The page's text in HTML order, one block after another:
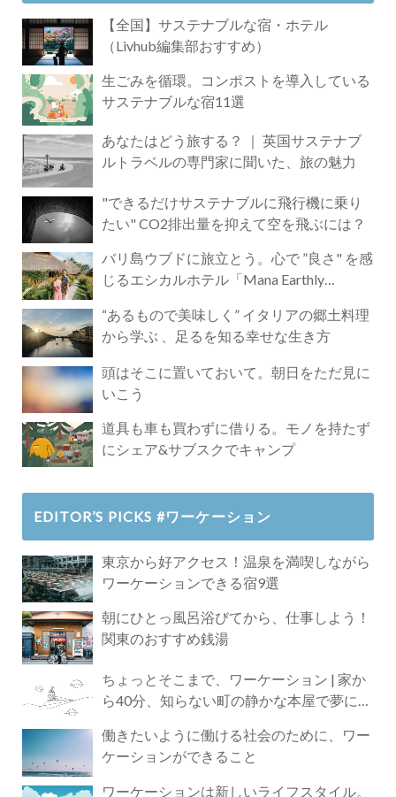
【全国】サステナブルな宿・ホテル
（Livhub編集部おすすめ）
生ごみを循環。コンポストを導入している
サステナブルな宿11選
あなたはどう旅する？ ｜ 英国サステナブ
ルトラベルの専門家に聞いた、旅の魅力
"できるだけサステナブルに飛行機に乗り
たい" CO2排出量を抑えて空を飛ぶには？
バリ島ウブドに旅立とう。心で ”良さ" を感
じるエシカルホテル「Mana Earthly
“あるもので美味しく” イタリアの郷土料理
から学ぶ 、足るを知る幸せな生き方
頭はそこに置いておいて。朝日をただ見に
いこう
道具も車も買わずに借りる。モノを持たず
にシェア&サブスクでキャンプ
EDITOR’S PICKS #ワーケーション
東京から好アクセス！温泉を満喫しながら
ワーケーションできる宿9選
朝にひとっ風呂浴びてから、仕事しよう！
関東のおすすめ銭湯
ちょっとそこまで、ワーケーション | 家か
ら40分、知らない町の静かな本屋で夢に近
働きたいように働ける社会のために、ワー
ケーションができること
ワーケーションは新しいライフスタイル。